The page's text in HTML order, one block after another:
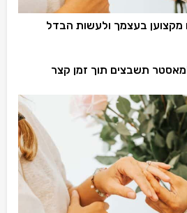
מקצוען בעצמך ולעשות הבדל
תשבצים תוך זמן קצר